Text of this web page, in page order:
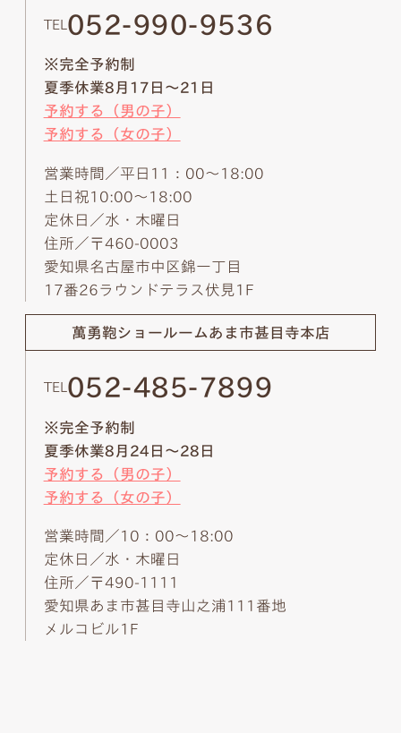
TEL 052-990-9536
※完全予約制
夏季休業8月17日～21日
予約する（男の子）
予約する（女の子）
営業時間／平日11：00～18:00
土日祝10:00～18:00
定休日／水・木曜日
住所／〒460-0003
愛知県名古屋市中区錦一丁目
17番26ラウンドテラス伏見1F
萬勇鞄ショールームあま市甚目寺本店
TEL 052-485-7899
※完全予約制
夏季休業8月24日～28日
予約する（男の子）
予約する（女の子）
営業時間／10：00～18:00
定休日／水・木曜日
住所／〒490-1111
愛知県あま市甚目寺山之浦111番地
メルコビル1F